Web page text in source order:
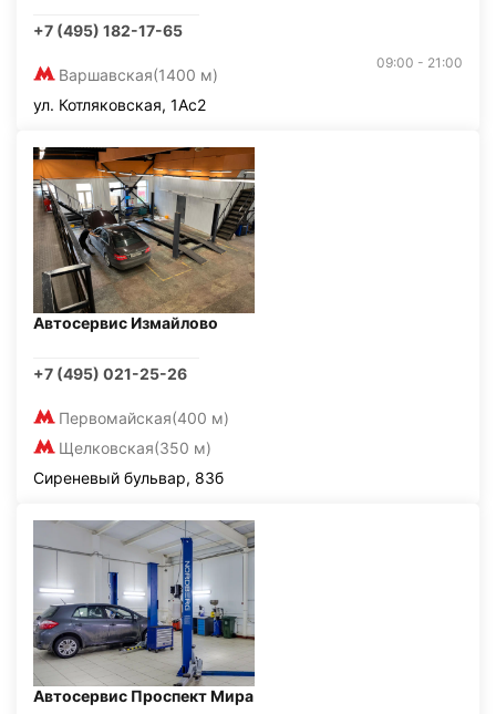
+7 (495) 182-17-65
Варшавская(1400 м)
09:00 - 21:00
ул. Котляковская, 1Ас2
Автосервис Измайлово
+7 (495) 021-25-26
Первомайская(400 м)
Щелковская(350 м)
Сиреневый бульвар, 83б
Автосервис Проспект Мира